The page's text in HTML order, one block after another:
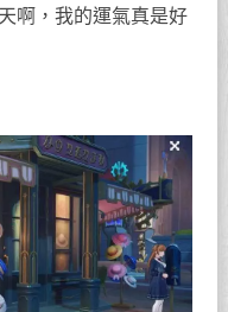
啊，我的運氣真是好